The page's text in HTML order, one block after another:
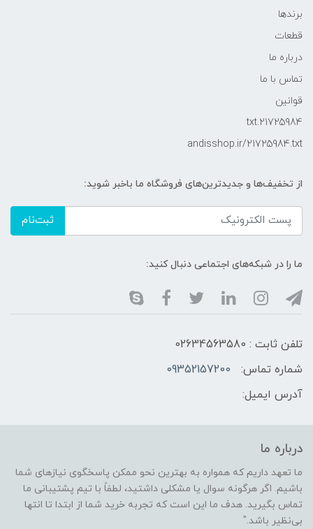
برندها
قطعات
درباره ما
تماس با ما
قوانین
21725984.txt
andisshop.ir/21725984.txt
از تخفیف‌ها و جدیدترین‌های فروشگاه ما باخبر شوید:
ثبت‌نام
ما را در شبکه‌های اجتماعی دنبال کنید:
تلفن ثابت : 02634563580
شماره تماس:
09352157200
آدرس ایمیل:
درباره ما
ما تعهد داریم که همواره به بهترین نحو ممکن پاسخگوی نیازهای شما
باشیم. اگر هرگونه سوال یا مشکلی داشتید، لطفاً با تیم پشتیبانی ما
تماس بگیرید. هدف ما این است که تجربه خرید شما از ابتدا تا انتها
بی‌نظیر باشد."